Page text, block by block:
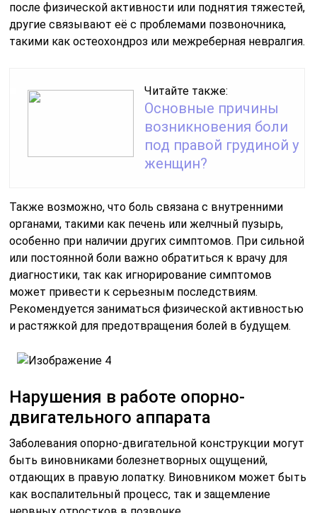
после физической активности или поднятия тяжестей,
другие связывают её с проблемами позвоночника,
такими как остеохондроз или межреберная невралгия.
Читайте также:
Основные причины
возникновения боли
под правой грудиной у
женщин?
Также возможно, что боль связана с внутренними
органами, такими как печень или желчный пузырь,
особенно при наличии других симптомов. При сильной
или постоянной боли важно обратиться к врачу для
диагностики, так как игнорирование симптомов
может привести к серьезным последствиям.
Рекомендуется заниматься физической активностью
и растяжкой для предотвращения болей в будущем.
Нарушения в работе опорно-
двигательного аппарата
Заболевания опорно-двигательной конструкции могут
быть виновниками болезнетворных ощущений,
отдающих в правую лопатку. Виновником может быть
как воспалительный процесс, так и защемление